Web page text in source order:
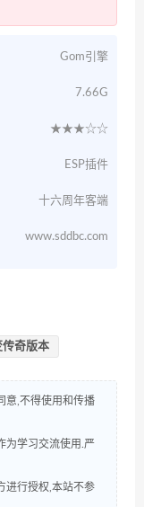
Gom引擎
7.66G
★★★☆☆
ESP插件
十六周年客端
www.sddbc.com
传奇版本
意,不得使用和传播
为学习交流使用.严
进行授权,本站不参